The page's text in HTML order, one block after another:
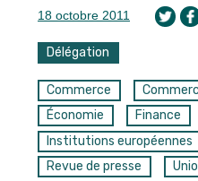
18 octobre 2011
Délégation
Commerce
Économie
Finance
Institutions européennes
Revue de presse